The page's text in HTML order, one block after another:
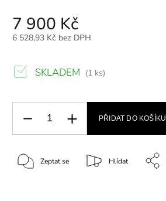
7 900 Kč
6 528,93 Kč bez DPH
SKLADEM (1 ks)
PŘIDAT DO KOŠÍKU
Zeptat se Hlídat